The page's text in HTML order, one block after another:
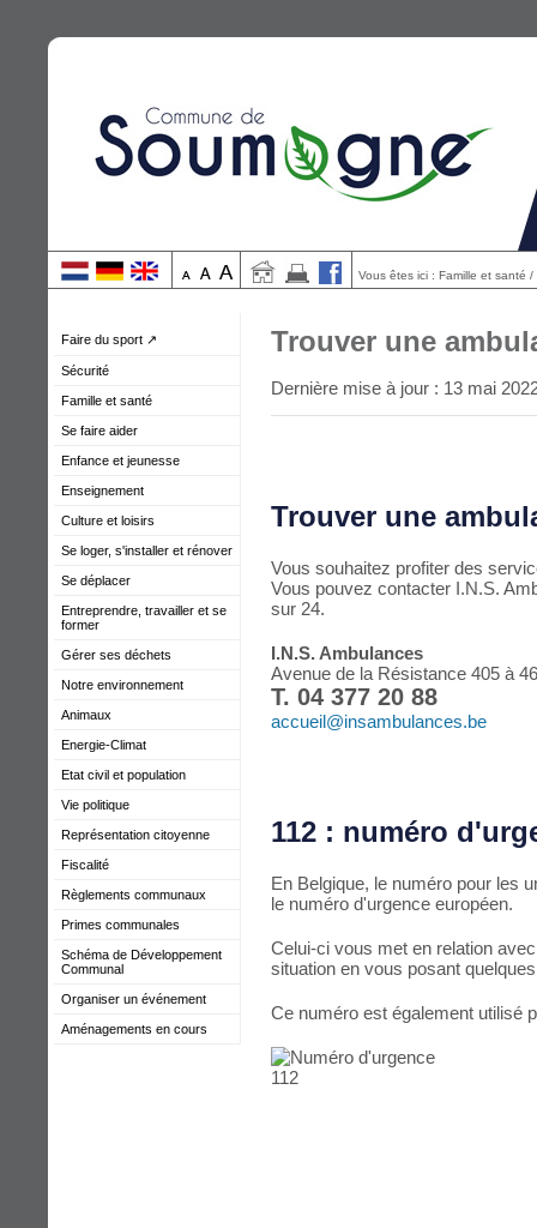
Vous êtes ici : Famille et santé
Faire du sport ↗
Sécurité
Famille et santé
Se faire aider
Enfance et jeunesse
Enseignement
Culture et loisirs
Se loger, s'installer et rénover
Se déplacer
Entreprendre, travailler et se
former
Gérer ses déchets
Notre environnement
Animaux
Energie-Climat
Etat civil et population
Vie politique
Représentation citoyenne
Fiscalité
Règlements communaux
Primes communales
Schéma de Développement
Communal
Organiser un événement
Aménagements en cours
Trouver une
Dernière mise à jour : 13 mai
Trouver une
Vous souhaitez profiter des
Vous pouvez contacter I.N.S.
sur 24.
I.N.S. Ambulances
Avenue de la Résistance 405 à
T. 04 377 20 88
accueil@insambulances.be
112 : numéro
En Belgique, le numéro pour les
le numéro d'urgence européen.
Celui-ci vous met en relation
situation en vous posant
Ce numéro est également utilisé